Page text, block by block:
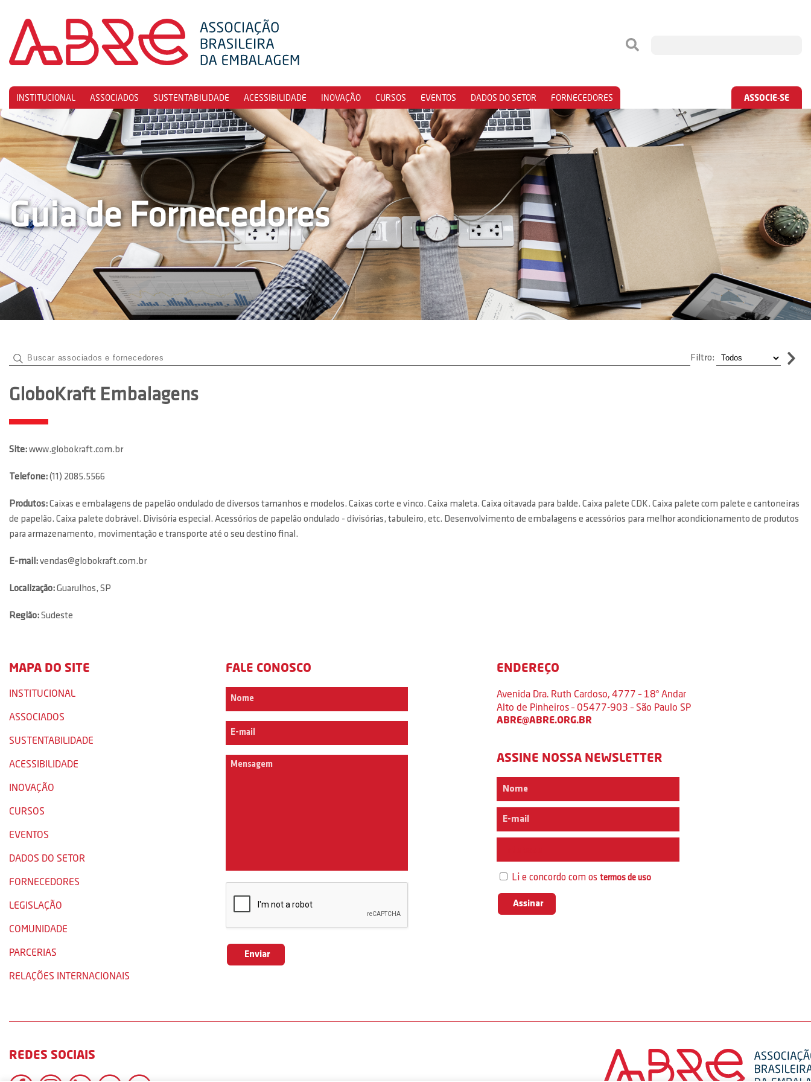
INSTITUCIONAL ASSOCIADOS SUSTENTABILIDADE ACESSIBILIDADE INOVAÇÃO CURSOS EVENTOS DADOS DO SETOR FORNECEDORES ASSOCIE-SE
Guia de Fornecedores
Filtro:
GloboKraft Embalagens
Site:www.globokraft.com.br
Telefone:(11) 2085.5566
Produtos:Caixas e embalagens de papelão ondulado de diversos tamanhos e modelos. Caixas corte e vinco. Caixa maleta. Caixa oitavada para balde. Caixa palete CDK. Caixa palete com palete e cantoneiras
de papelão. Caixa palete dobrável. Divisória especial. Acessórios de papelão ondulado - divisórias, tabuleiro, etc. Desenvolvimento de embalagens e acessórios para melhor acondicionamento de produtos
para armazenamento, movimentação e transporte até o seu destino final.
E-mail:vendas@globokraft.com.br
Localização:Guarulhos, SP
Região:Sudeste
MAPA DO SITE
INSTITUCIONAL
ASSOCIADOS
SUSTENTABILIDADE
ACESSIBILIDADE
INOVAÇÃO
CURSOS
EVENTOS
DADOS DO SETOR
FORNECEDORES
LEGISLAÇÃO
COMUNIDADE
PARCERIAS
RELAÇÕES INTERNACIONAIS
FALE CONOSCO ENDEREÇO
Avenida Dra. Ruth Cardoso, 4777 – 18º Andar
Alto de Pinheiros – 05477-903 – São Paulo SP
ABRE@ABRE.ORG.BR
ASSINE NOSSA NEWSLETTER
Li e concordo com ostermos de uso
REDES SOCIAIS